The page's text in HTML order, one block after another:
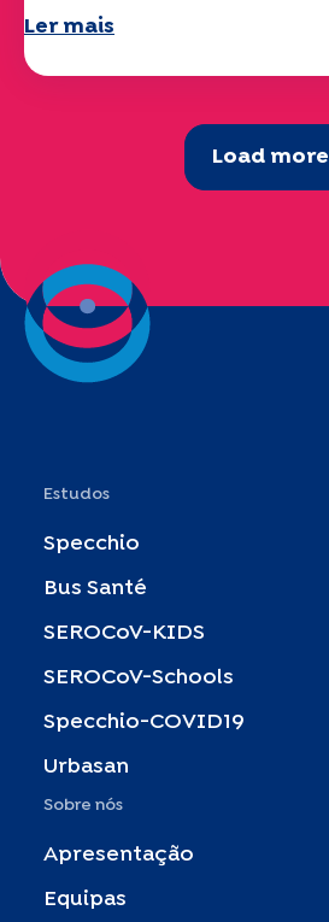
Ler mais
Load more
Estudos
Specchio
Bus Santé
SEROCoV-KIDS
SEROCoV-Schools
Specchio-COVID19
Urbasan
Sobre nós
Apresentação
Equipas